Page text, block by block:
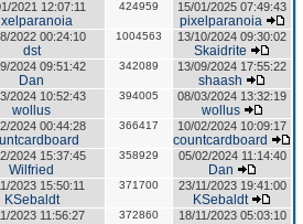
2021 12:07:11 424959 15/01/2025 07:49:43
pixelparanoia
2022 00:24:10
dst
1004563 13/10/2024 09:30:02
Skaidrite
2024 09:51:42
Dan
342089 13/09/2024 17:55:22
shaash
2024 10:52:43
wollus
394005 08/03/2024 13:32:19
wollus
2024 00:44:28 366417 10/02/2024 10:09:17
countcardboard
2024 15:37:45
Wilfried
358929 05/02/2024 11:14:40
Dan
2023 15:50:11
KSebaldt
371700 23/11/2023 19:41:00
KSebaldt
2023 11:56:27 372860 18/11/2023 05:03:10